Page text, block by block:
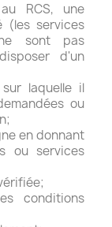
RCS, une
(les services
ne sont pas
d'un
laquelle il
ou
en donnant
ou services
conditions